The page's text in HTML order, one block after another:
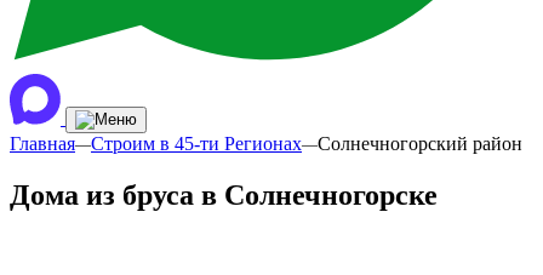
Главная—Строим в 45-ти Регионах—Солнечногорский район
Дома из бруса в Солнечногорске